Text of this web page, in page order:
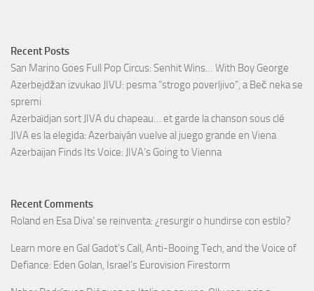
Recent Posts
San Marino Goes Full Pop Circus: Senhit Wins… With Boy George
Azerbejdžan izvukao JIVU: pesma “strogo poverljivo”, a Beč neka se
spremi
Azerbaïdjan sort JIVA du chapeau… et garde la chanson sous clé
JIVA es la elegida: Azerbaiyán vuelve al juego grande en Viena
Azerbaijan Finds Its Voice: JIVA’s Going to Vienna
Recent Comments
Roland en Esa Diva’ se reinventa: ¿resurgir o hundirse con estilo?
Learn more en Gal Gadot’s Call, Anti-Booing Tech, and the Voice of
Defiance: Eden Golan, Israel’s Eurovision Firestorm